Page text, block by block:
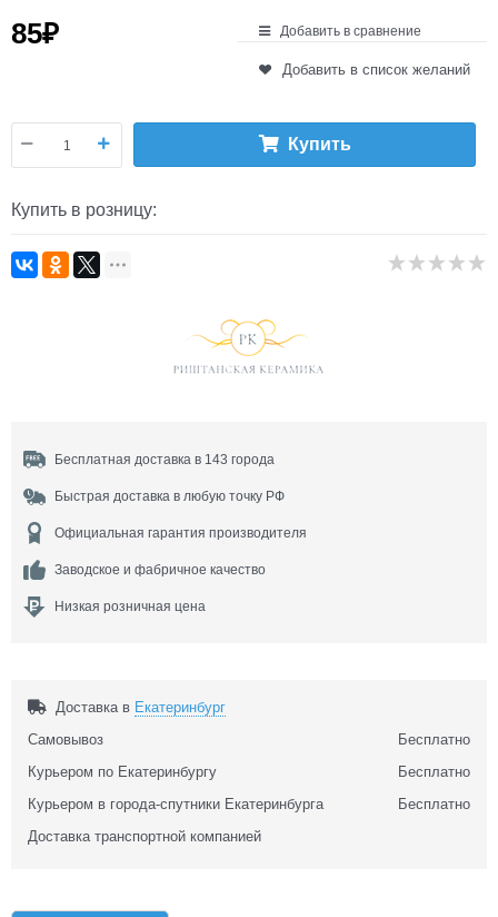
85₽ Добавить в сравнение
Добавить в список желаний
Купить
Купить в розницу:
Бесплатная доставка в 143 города
Быстрая доставка в любую точку РФ
Официальная гарантия производителя
Заводское и фабричное качество
Низкая розничная цена
Доставка в Екатеринбург
Самовывоз
Бесплатно
Курьером по Екатеринбургу
Бесплатно
Курьером в города-спутники Екатеринбурга
Бесплатно
Доставка транспортной компанией